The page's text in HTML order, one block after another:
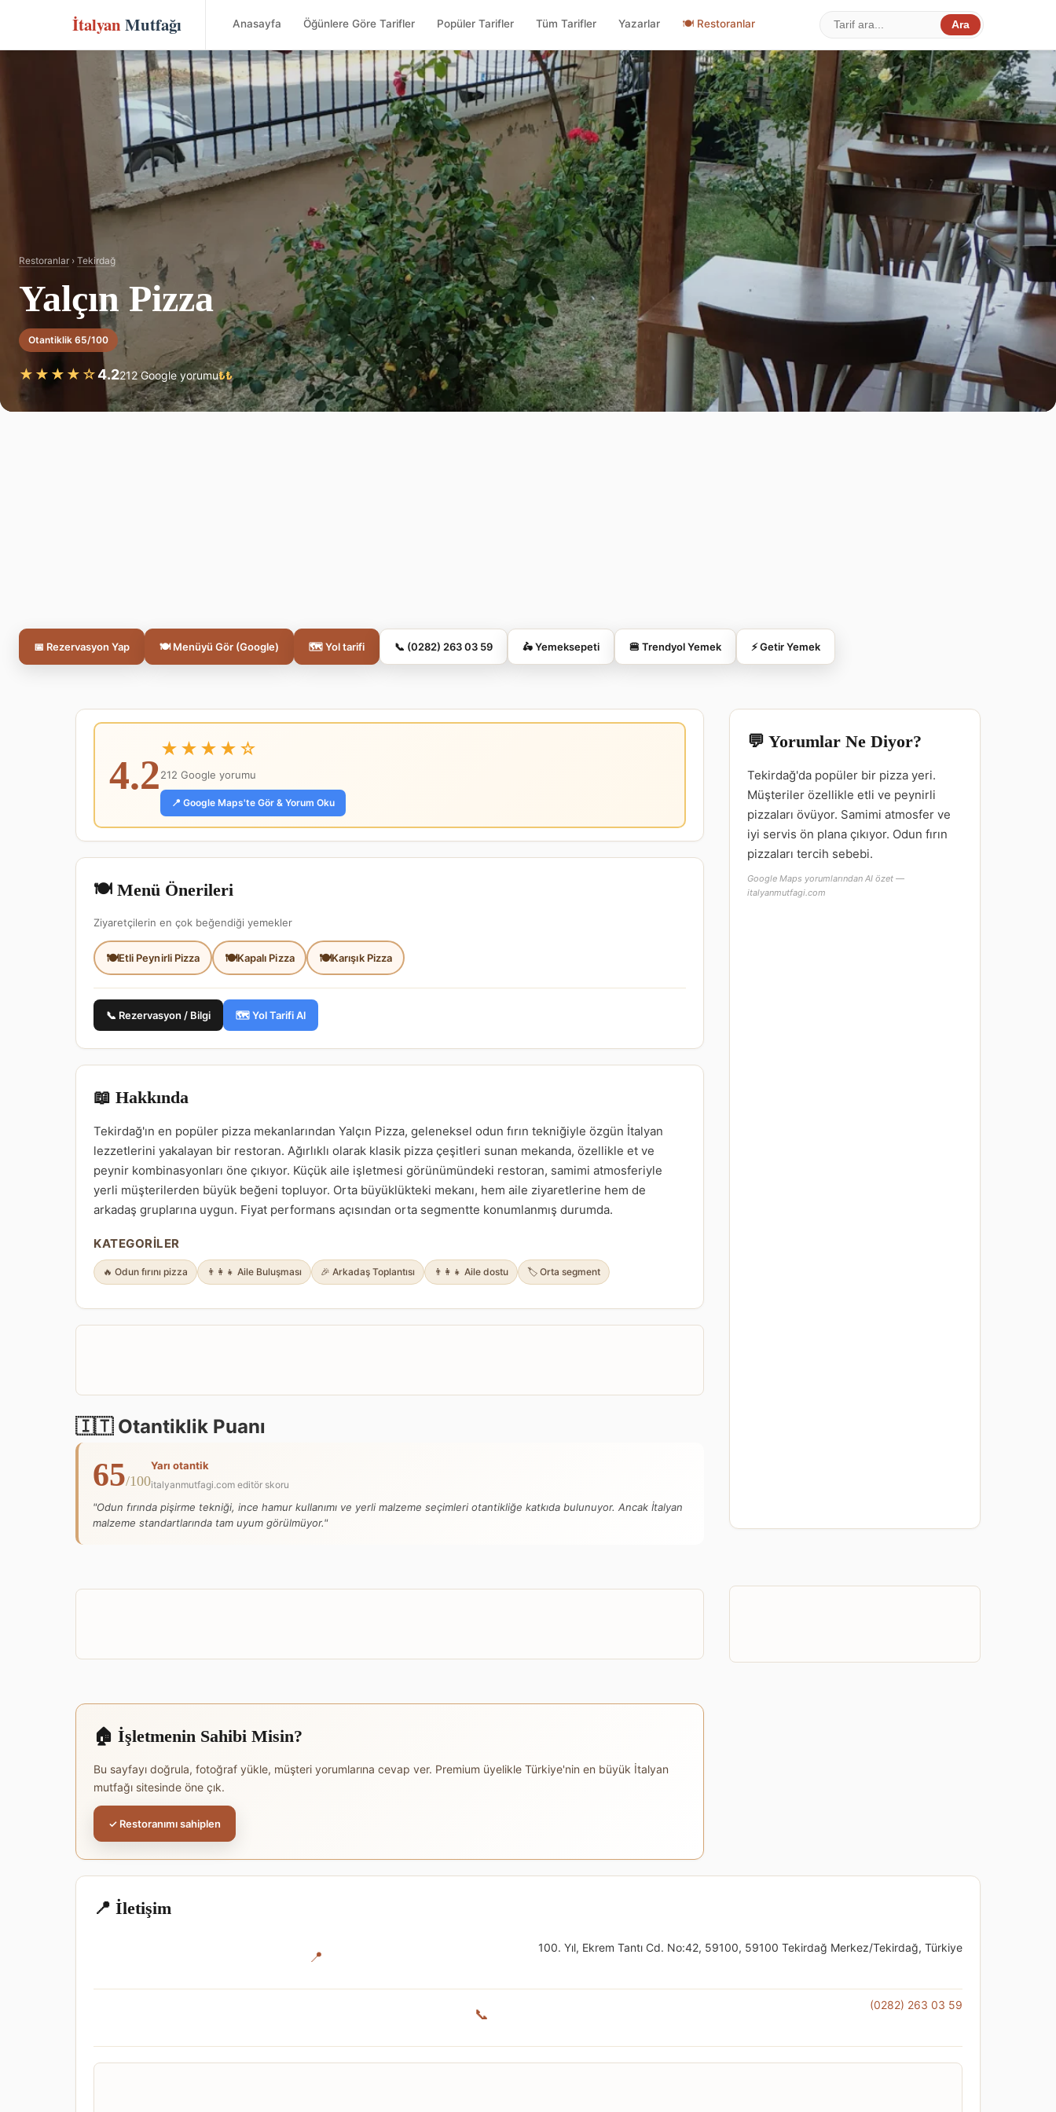
İtalyan Mutfağı Anasayfa Öğünlere Göre Tarifler Popüler Tarifler Tüm Tarifler Yazarlar 🍽 Restoranlar Ara
Restoranlar › Tekirdağ
Yalçın Pizza
Otantiklik 65/100
★★★★☆4.2212 Google yorumu₺₺
📅 Rezervasyon Yap 🍽️ Menüyü Gör (Google) 🗺️ Yol tarifi 📞 (0282) 263 03 59 🛵 Yemeksepeti 🍔 Trendyol Yemek ⚡ Getir Yemek
4.2
★★★★☆
212 Google yorumu
📍 Google Maps'te Gör & Yorum Oku
🍽️ Menü Önerileri
Ziyaretçilerin en çok beğendiği yemekler
Etli Peynirli Pizza Kapalı Pizza Karışık Pizza
📞 Rezervasyon / Bilgi 🗺️ Yol Tarifi Al
📖 Hakkında
Tekirdağ'ın en popüler pizza mekanlarından Yalçın Pizza, geleneksel odun fırın tekniğiyle özgün İtalyan
lezzetlerini yakalayan bir restoran. Ağırlıklı olarak klasik pizza çeşitleri sunan mekanda, özellikle et ve
peynir kombinasyonları öne çıkıyor. Küçük aile işletmesi görünümündeki restoran, samimi atmosferiyle
yerli müşterilerden büyük beğeni topluyor. Orta büyüklükteki mekanı, hem aile ziyaretlerine hem de
arkadaş gruplarına uygun. Fiyat performans açısından orta segmentte konumlanmış durumda.
KATEGORILER
🔥 Odun fırını pizza 👨‍👩‍👧 Aile Buluşması 🎉 Arkadaş Toplantısı 👨‍👩‍👧 Aile dostu 🏷️ Orta segment
🇮🇹 Otantiklik Puanı
65/100
Yarı otantik
italyanmutfagi.com editör skoru
"Odun fırında pişirme tekniği, ince hamur kullanımı ve yerli malzeme seçimleri otantikliğe katkıda bulunuyor. Ancak İtalyan
malzeme standartlarında tam uyum görülmüyor."
💬 Yorumlar Ne Diyor?
Tekirdağ'da popüler bir pizza yeri.
Müşteriler özellikle etli ve peynirli
pizzaları övüyor. Samimi atmosfer ve
iyi servis ön plana çıkıyor. Odun fırın
pizzaları tercih sebebi.
Google Maps yorumlarından AI özet —
italyanmutfagi.com
🏠 İşletmenin Sahibi Misin?
Bu sayfayı doğrula, fotoğraf yükle, müşteri yorumlarına cevap ver. Premium üyelikle Türkiye'nin en büyük İtalyan
mutfağı sitesinde öne çık.
✓ Restoranımı sahiplen
📍 İletişim
📍
100. Yıl, Ekrem Tantı Cd. No:42, 59100, 59100 Tekirdağ Merkez/Tekirdağ, Türkiye
📞
(0282) 263 03 59